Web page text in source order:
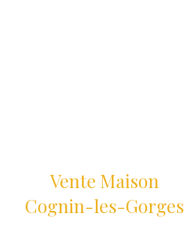
Vente Maison
Cognin-les-Gorges